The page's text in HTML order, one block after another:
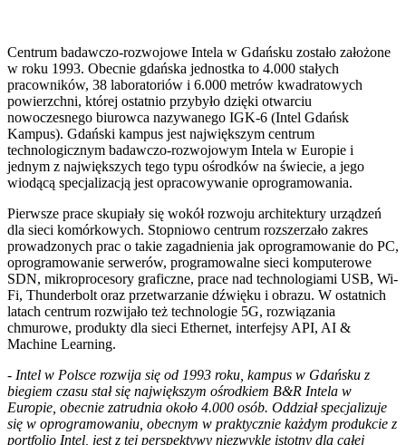
Centrum badawczo-rozwojowe Intela w Gdańsku zostało założone
w roku 1993. Obecnie gdańska jednostka to 4.000 stałych
pracowników, 38 laboratoriów i 6.000 metrów kwadratowych
powierzchni, której ostatnio przybyło dzięki otwarciu
nowoczesnego biurowca nazywanego IGK-6 (Intel Gdańsk
Kampus). Gdański kampus jest największym centrum
technologicznym badawczo-rozwojowym Intela w Europie i
jednym z największych tego typu ośrodków na świecie, a jego
wiodącą specjalizacją jest opracowywanie oprogramowania.
Pierwsze prace skupiały się wokół rozwoju architektury urządzeń
dla sieci komórkowych. Stopniowo centrum rozszerzało zakres
prowadzonych prac o takie zagadnienia jak oprogramowanie do PC,
oprogramowanie serwerów, programowalne sieci komputerowe
SDN, mikroprocesory graficzne, prace nad technologiami USB, Wi-
Fi, Thunderbolt oraz przetwarzanie dźwięku i obrazu. W ostatnich
latach centrum rozwijało też technologie 5G, rozwiązania
chmurowe, produkty dla sieci Ethernet, interfejsy API, AI &
Machine Learning.
- Intel w Polsce rozwija się od 1993 roku, kampus w Gdańsku z
biegiem czasu stał się największym ośrodkiem B&R Intela w
Europie, obecnie zatrudnia około 4.000 osób. Oddział specjalizuje
się w oprogramowaniu, obecnym w praktycznie każdym produkcie z
portfolio Intel, jest z tej perspektywy niezwykle istotny dla całej